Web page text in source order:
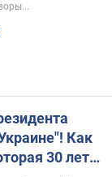
Как
30 лет